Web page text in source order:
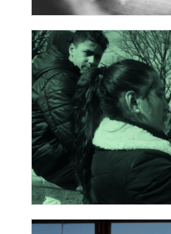
Musique sur
Clichés de